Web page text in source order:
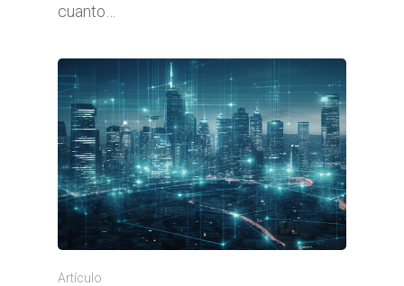
cuanto…
Artículo